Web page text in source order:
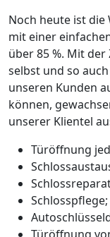
Noch heute ist
mit einer
über 85 %. Mit
selbst und so
unseren Kunden
können,
unserer Klientel
Türöffnung
Schlosspflege;